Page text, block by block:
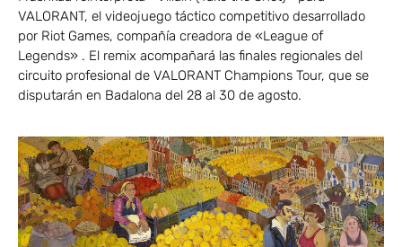
VALORANT, el videojuego táctico competitivo desarrollado
por Riot Games, compañía creadora de «League of
Legends» . El remix acompañará las finales regionales del
circuito profesional de VALORANT Champions Tour, que se
disputarán en Badalona del 28 al 30 de agosto.